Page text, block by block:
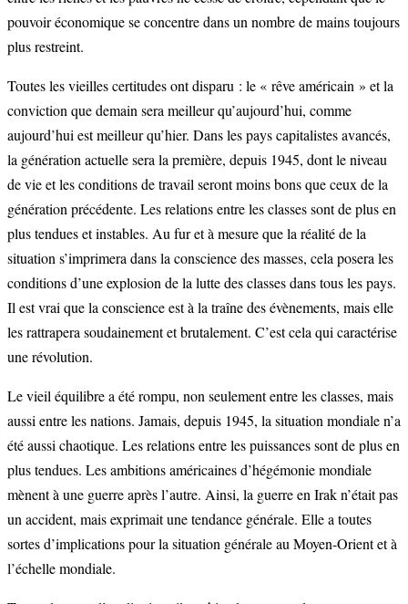
pouvoir économique se concentre dans un nombre de mains toujours
plus restreint.
Toutes les vieilles certitudes ont disparu : le « rêve américain » et la
conviction que demain sera meilleur qu’aujourd’hui, comme
aujourd’hui est meilleur qu’hier. Dans les pays capitalistes avancés,
la génération actuelle sera la première, depuis 1945, dont le niveau
de vie et les conditions de travail seront moins bons que ceux de la
génération précédente. Les relations entre les classes sont de plus en
plus tendues et instables. Au fur et à mesure que la réalité de la
situation s’imprimera dans la conscience des masses, cela posera les
conditions d’une explosion de la lutte des classes dans tous les pays.
Il est vrai que la conscience est à la traîne des évènements, mais elle
les rattrapera soudainement et brutalement. C’est cela qui caractérise
une révolution.
Le vieil équilibre a été rompu, non seulement entre les classes, mais
aussi entre les nations. Jamais, depuis 1945, la situation mondiale n’a
été aussi chaotique. Les relations entre les puissances sont de plus en
plus tendues. Les ambitions américaines d’hégémonie mondiale
mènent à une guerre après l’autre. Ainsi, la guerre en Irak n’était pas
un accident, mais exprimait une tendance générale. Elle a toutes
sortes d’implications pour la situation générale au Moyen-Orient et à
l’échelle mondiale.